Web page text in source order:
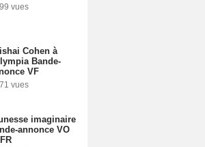
vues
Cohen à
Bande-
VF
vues
imaginaire
annonce VO